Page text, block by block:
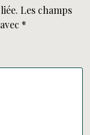
Les champs
*